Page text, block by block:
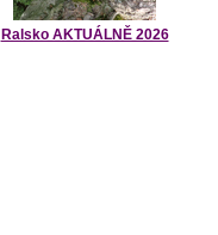
Ralsko AKTUÁLNĚ 2026